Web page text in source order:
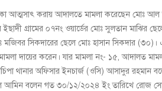
আত্মসাৎ করায় আদালতে মামলা করেছেন
গ্রামের ০৭নং ওয়ার্ডের মোঃ সুলতান মাঝির
মজিবর সিকদারের ছেলে মোঃ হাসান সিকদার
দায়ের করেন। যার মামলা নং- ১৫, আদালত
থানার অফিসার ইনচার্জ (ওসি) আসাদুর রহমান
আমিন বলেন গত ৩০/১২/২০২৪ ইং তারিখে রোজ